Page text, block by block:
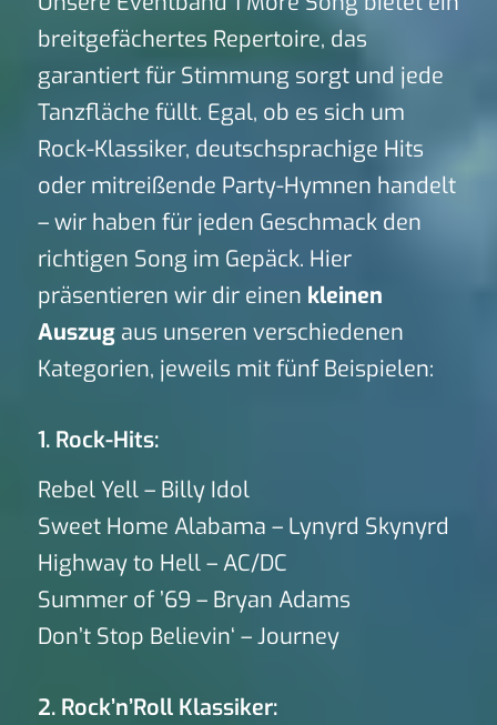
breitgefächertes Repertoire, das
garantiert für Stimmung sorgt und jede
Tanzfläche füllt. Egal, ob es sich um
Rock-Klassiker, deutschsprachige Hits
oder mitreißende Party-Hymnen handelt
– wir haben für jeden Geschmack den
richtigen Song im Gepäck. Hier
präsentieren wir dir einen kleinen
Auszugaus unseren verschiedenen
Kategorien, jeweils mit fünf Beispielen:
1. Rock-Hits:
Rebel Yell – Billy Idol
Sweet Home Alabama – Lynyrd Skynyrd
Highway to Hell – AC/DC
Summer of ’69 – Bryan Adams
Don’t Stop Believin‘ – Journey
2. Rock’n’Roll Klassiker: